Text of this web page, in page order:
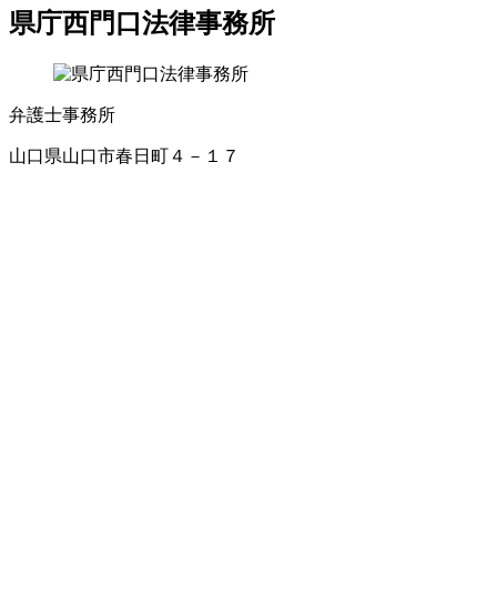
県庁西門口法律事務所
弁護士事務所
山口県山口市春日町４－１７